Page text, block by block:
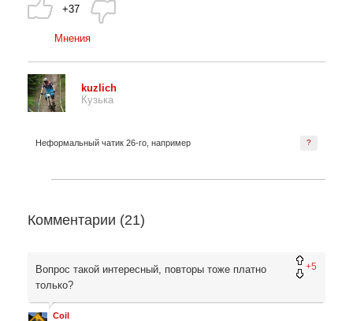
+37
Мнения
kuzlich
Кузька
?
Неформальный чатик 26-го, например
Комментарии (21)
+5
Вопрос такой интересный, повторы тоже платно
только?
Coil